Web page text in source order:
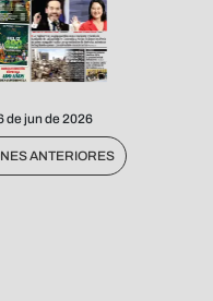
de jun de 2026
ANTERIORES